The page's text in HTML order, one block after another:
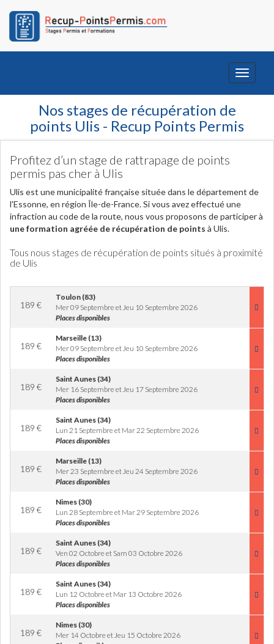
Toggle
Nos stages de récupération de
points Ulis - Recup Points Permis
Profitez d’un stage de rattrapage de points
permis pas cher à Ulis
Ulis est une municipalité française située dans le département de
l'Essonne, en région Île-de-France. Si vous avez effectué une
infraction au code de la route, nous vous proposons de participer à
une formation agréée de récupération de points à Ulis.
Tous nous stages de récupération de points situés à proximité
de Ulis
189 €
Toulon (83)
Mer 09 Septembre et Jeu 10 Septembre 2026
Places disponibles
189 €
Marseille (13)
Mer 09 Septembre et Jeu 10 Septembre 2026
Places disponibles
189 €
Saint Aunes (34)
Mer 16 Septembre et Jeu 17 Septembre 2026
Places disponibles
189 €
Saint Aunes (34)
Lun 21 Septembre et Mar 22 Septembre 2026
Places disponibles
189 €
Marseille (13)
Mer 23 Septembre et Jeu 24 Septembre 2026
Places disponibles
189 €
Nimes (30)
Lun 28 Septembre et Mar 29 Septembre 2026
Places disponibles
189 €
Saint Aunes (34)
Ven 02 Octobre et Sam 03 Octobre 2026
Places disponibles
189 €
Saint Aunes (34)
Lun 12 Octobre et Mar 13 Octobre 2026
Places disponibles
189 €
Nimes (30)
Mer 14 Octobre et Jeu 15 Octobre 2026